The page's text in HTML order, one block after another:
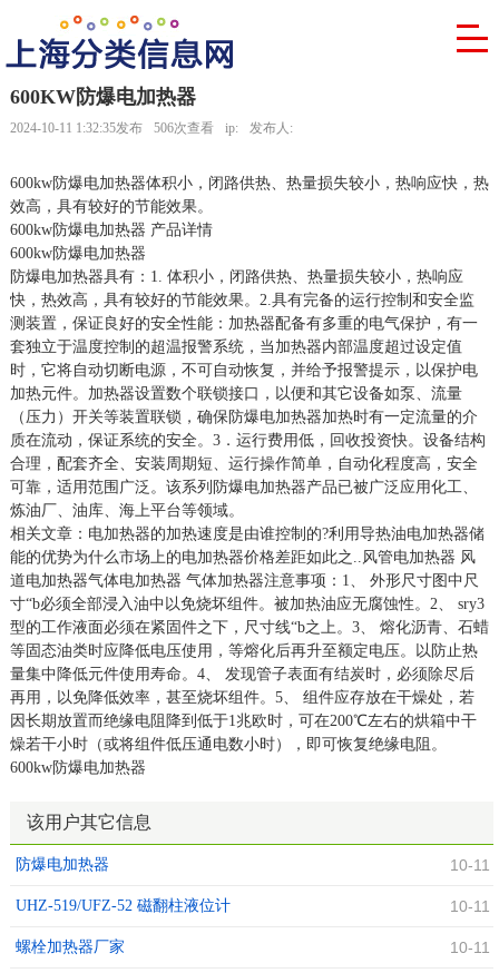
600KW防爆电加热器
2024-10-11 1:32:35发布 506次查看 ip: 发布人:
600kw防爆电加热器体积小，闭路供热、热量损失较小，热响应快，热
效高，具有较好的节能效果。
600kw防爆电加热器 产品详情
600kw防爆电加热器
防爆电加热器具有：1. 体积小，闭路供热、热量损失较小，热响应
快，热效高，具有较好的节能效果。2.具有完备的运行控制和安全监
测装置，保证良好的安全性能：加热器配备有多重的电气保护，有一
套独立于温度控制的超温报警系统，当加热器内部温度超过设定值
时，它将自动切断电源，不可自动恢复，并给予报警提示，以保护电
加热元件。加热器设置数个联锁接口，以便和其它设备如泵、流量
（压力）开关等装置联锁，确保防爆电加热器加热时有一定流量的介
质在流动，保证系统的安全。3．运行费用低，回收投资快。设备结构
合理，配套齐全、安装周期短、运行操作简单，自动化程度高，安全
可靠，适用范围广泛。该系列防爆电加热器产品已被广泛应用化工、
炼油厂、油库、海上平台等领域。
相关文章：电加热器的加热速度是由谁控制的?利用导热油电加热器储
能的优势为什么市场上的电加热器价格差距如此之..风管电加热器 风
道电加热器气体电加热器 气体加热器注意事项：1、 外形尺寸图中尺
寸“b必须全部浸入油中以免烧坏组件。被加热油应无腐蚀性。2、 sry3
型的工作液面必须在紧固件之下，尺寸线“b之上。3、 熔化沥青、石蜡
等固态油类时应降低电压使用，等熔化后再升至额定电压。以防止热
量集中降低元件使用寿命。4、 发现管子表面有结炭时，必须除尽后
再用，以免降低效率，甚至烧坏组件。5、 组件应存放在干燥处，若
因长期放置而绝缘电阻降到低于1兆欧时，可在200℃左右的烘箱中干
燥若干小时（或将组件低压通电数小时），即可恢复绝缘电阻。
600kw防爆电加热器
该用户其它信息
防爆电加热器 10-11
UHZ-519/UFZ-52 磁翻柱液位计 10-11
螺栓加热器厂家 10-11